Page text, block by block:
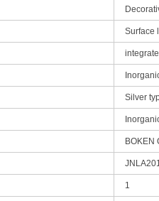
Surface
Silver
BOKEN
1